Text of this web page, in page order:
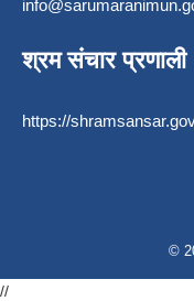
श्रम संचार प्रणाली
https://
©
//